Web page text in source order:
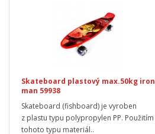
Skateboard plastový max.50kg iron
man 59938
Skateboard (fishboard) je vyroben
z plastu typu polypropylen PP. Použitím
tohoto typu materiál..